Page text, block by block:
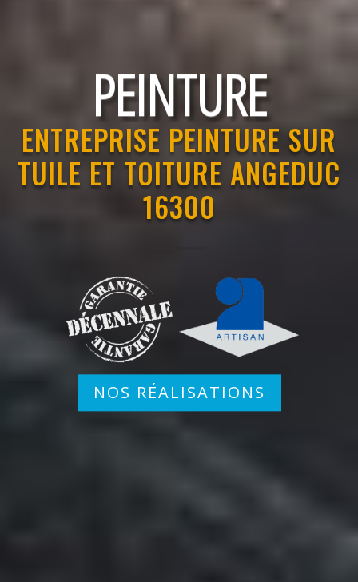
RAVALEMENT
ENTREPRISE PEINTURE SUR
TUILE ET TOITURE ANGEDUC
16300
NOS RÉALISATIONS